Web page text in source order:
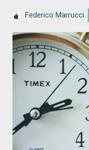
Federico Marrucci